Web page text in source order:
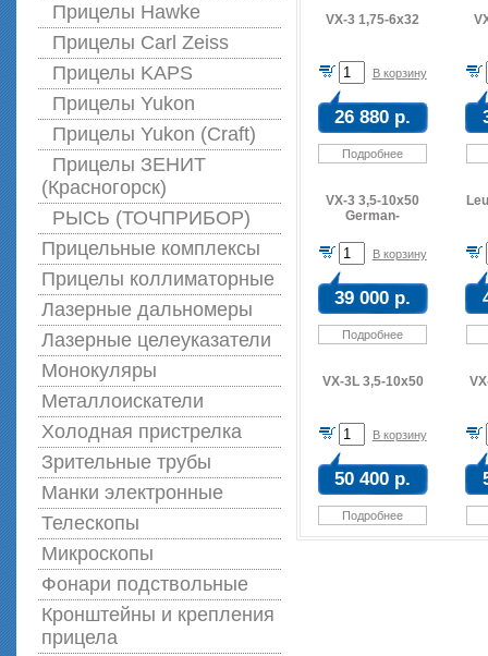
Прицелы Hawke
Прицелы Carl Zeiss
Прицелы KAPS
Прицелы Yukon
Прицелы Yukon (Craft)
Прицелы ЗЕНИТ
(Красногорск)
РЫСЬ (ТОЧПРИБОР)
Прицельные комплексы
Прицелы коллиматорные
Лазерные дальномеры
Лазерные целеуказатели
Монокуляры
Металлоискатели
Холодная пристрелка
Зрительные трубы
Манки электронные
Телескопы
Микроскопы
Фонари подствольные
Кронштейны и крепления
прицела
VX-3 1,75-6x32
В корзину
26 880 р.
Подробнее
VX-3 3,5-10x50
German-
В корзину
39 000 р.
Подробнее
VX-3L 3,5-10x50
В корзину
50 400 р.
Подробнее